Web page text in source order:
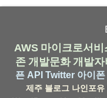
AWS 마이크로서비
존 개발문화 개발자
픈 API Twitter 아이폰
제주 블로그 나인포유